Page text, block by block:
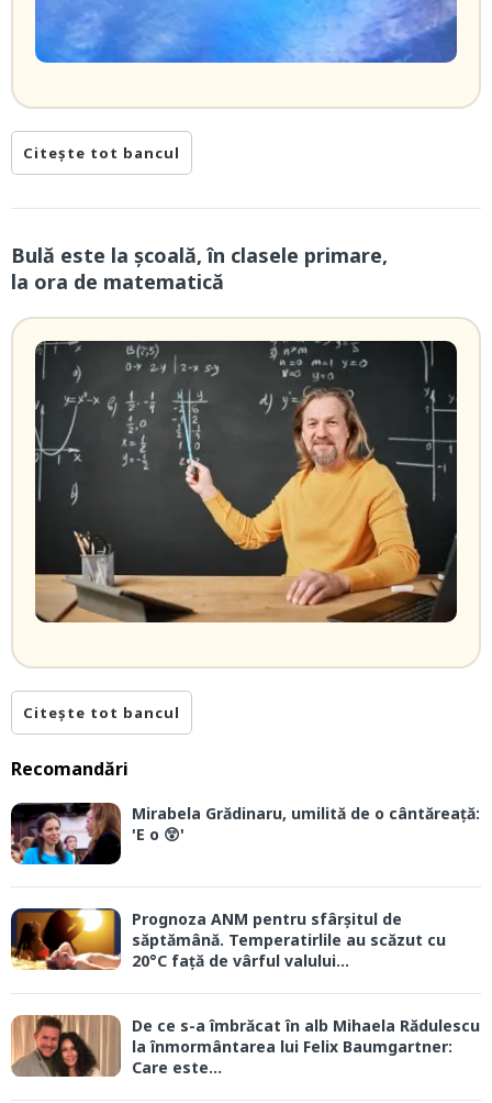
Citește tot bancul
Bulă este la școală, în clasele primare,
la ora de matematică
Citește tot bancul
Recomandări
Mirabela Grădinaru, umilită de o cântăreață:
'E o 😲'
Prognoza ANM pentru sfârșitul de
săptămână. Temperatirlile au scăzut cu
20°C față de vârful valului...
De ce s-a îmbrăcat în alb Mihaela Rădulescu
la înmormântarea lui Felix Baumgartner:
Care este...